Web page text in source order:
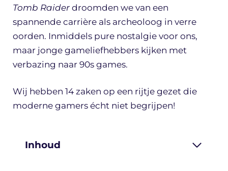
Tomb Raider droomden we van een
spannende carrière als archeoloog in verre
oorden. Inmiddels pure nostalgie voor ons,
maar jonge gameliefhebbers kijken met
verbazing naar 90s games.
Wij hebben 14 zaken op een rijtje gezet die
moderne gamers écht niet begrijpen!
Inhoud